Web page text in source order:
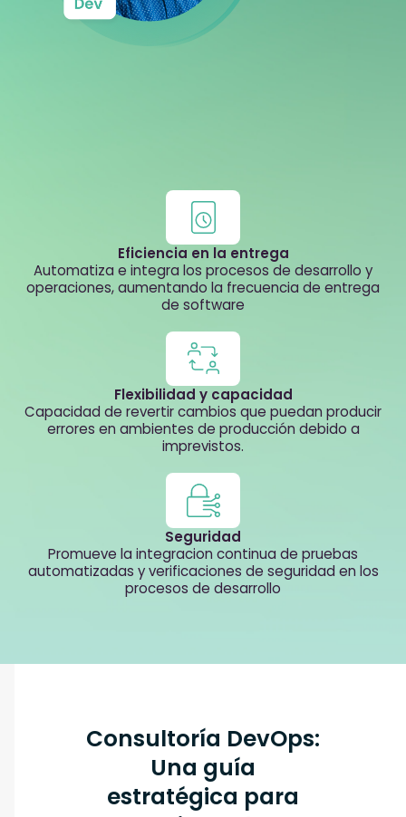
Eficiencia en la entrega
Automatiza e integra los procesos de desarrollo y
operaciones, aumentando la frecuencia de entrega
de software
Flexibilidad y capacidad
Capacidad de revertir cambios que puedan producir
errores en ambientes de producción debido a
imprevistos.
Seguridad
Promueve la integracion continua de pruebas
automatizadas y verificaciones de seguridad en los
procesos de desarrollo
Consultoría DevOps:
Una guía
estratégica para